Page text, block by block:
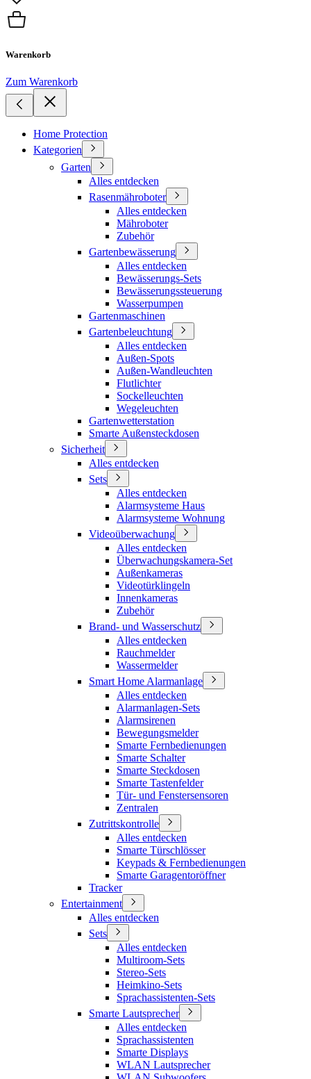
Warenkorb
Zum Warenkorb
Home Protection
Kategorien
Garten
Alles entdecken
Rasenmähroboter
Alles entdecken
Mähroboter
Zubehör
Gartenbewässerung
Alles entdecken
Bewässerungs-Sets
Bewässerungssteuerung
Wasserpumpen
Gartenmaschinen
Gartenbeleuchtung
Alles entdecken
Außen-Spots
Außen-Wandleuchten
Flutlichter
Sockelleuchten
Wegeleuchten
Gartenwetterstation
Smarte Außensteckdosen
Sicherheit
Alles entdecken
Sets
Alles entdecken
Alarmsysteme Haus
Alarmsysteme Wohnung
Videoüberwachung
Alles entdecken
Überwachungskamera-Set
Außenkameras
Videotürklingeln
Innenkameras
Zubehör
Brand- und Wasserschutz
Alles entdecken
Rauchmelder
Wassermelder
Smart Home Alarmanlage
Alles entdecken
Alarmanlagen-Sets
Alarmsirenen
Bewegungsmelder
Smarte Fernbedienungen
Smarte Schalter
Smarte Steckdosen
Smarte Tastenfelder
Tür- und Fenstersensoren
Zentralen
Zutrittskontrolle
Alles entdecken
Smarte Türschlösser
Keypads & Fernbedienungen
Smarte Garagentoröffner
Tracker
Entertainment
Alles entdecken
Sets
Alles entdecken
Multiroom-Sets
Stereo-Sets
Heimkino-Sets
Sprachassistenten-Sets
Smarte Lautsprecher
Alles entdecken
Sprachassistenten
Smarte Displays
WLAN Lautsprecher